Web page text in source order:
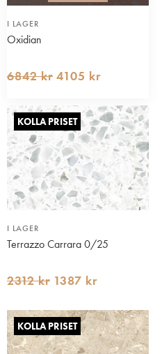
I LAGER
Oxidian
6842 kr 4105 kr
KOLLA PRISET
I LAGER
Terrazzo Carrara 0/25
2312 kr 1387 kr
KOLLA PRISET